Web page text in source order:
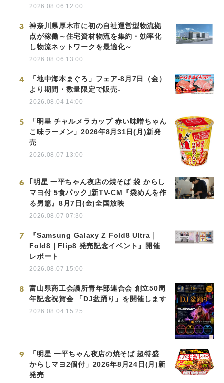
2026.08.06 12:00
3
神奈川県厚木市に初の自社運営型物流拠
点が稼働～住宅資材物流を集約・効率化
し物流ネットワークを最適化～
2026.08.06 13:00
4
「地中海本まぐろ」フェア-8月7日（金）
より期間・数量限定で販売-
2026.08.04 14:00
5
「明星 チャルメラカップ 赤い味噌ちゃん
こ味ラーメン」2026年8月31日(月)新発
売
2026.08.07 13:00
6
｢明星 一平ちゃん夜店の焼そば 袋 からし
マヨ付 5食パック｣新TV-CM『袋めんを作
る男篇』8月7日(金)全国放映
2026.08.07 07:30
7
『Samsung Galaxy Z Fold8 Ultra｜
Fold8｜Flip8 発売記念イベント』開催
レポート
2026.08.07 15:00
8
富山県商工会議所青年部連合会 創立50周
年記念祝賀会 「DJ盆踊り」を開催します
2026.08.04 15:25
9
「明星 一平ちゃん夜店の焼そば 超特盛
からしマヨ2個付」2026年8月24日(月)新
発売